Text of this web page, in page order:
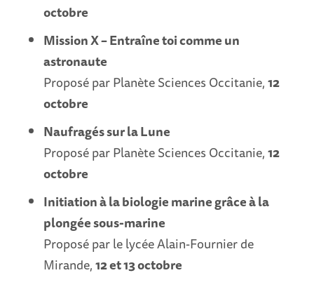
octobre
Mission X – Entraîne toi comme un
astronaute
Proposé par Planète Sciences Occitanie,12
octobre
Naufragés sur la Lune
Proposé par Planète Sciences Occitanie,12
octobre
Initiation à la biologie marine grâce à la
plongée sous-marine
Proposé par le lycée Alain-Fournier de
Mirande,12 et 13 octobre